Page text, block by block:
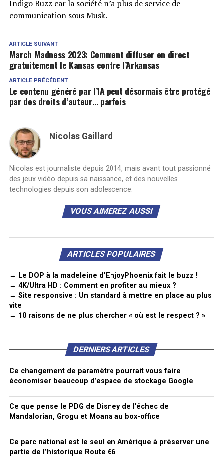
Indigo Buzz car la société n’a plus de service de
communication sous Musk.
ARTICLE SUIVANT
March Madness 2023: Comment diffuser en direct
gratuitement le Kansas contre l’Arkansas
ARTICLE PRÉCÉDENT
Le contenu généré par l’IA peut désormais être protégé
par des droits d’auteur… parfois
Nicolas Gaillard
Nicolas est journaliste depuis 2014, mais avant tout passionné
des jeux vidéo depuis sa naissance, et des nouvelles
technologies depuis son adolescence.
VOUS AIMEREZ AUSSI
ARTICLES POPULAIRES
→ Le DOP à la madeleine d’EnjoyPhoenix fait le buzz !
→ 4K/Ultra HD : Comment en profiter au mieux ?
→ Site responsive : Un standard à mettre en place au plus
vite
→ 10 raisons de ne plus chercher « où est le respect ? »
DERNIERS ARTICLES
Ce changement de paramètre pourrait vous faire
économiser beaucoup d’espace de stockage Google
Ce que pense le PDG de Disney de l’échec de
Mandalorian, Grogu et Moana au box-office
Ce parc national est le seul en Amérique à préserver une
partie de l’historique Route 66